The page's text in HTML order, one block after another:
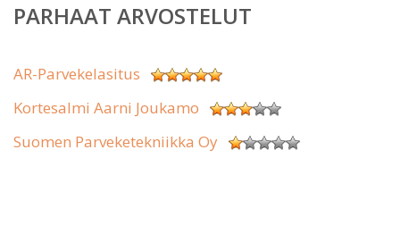
PARHAAT ARVOSTELUT
AR-Parvekelasitus
Kortesalmi Aarni Joukamo
Suomen Parveketekniikka Oy